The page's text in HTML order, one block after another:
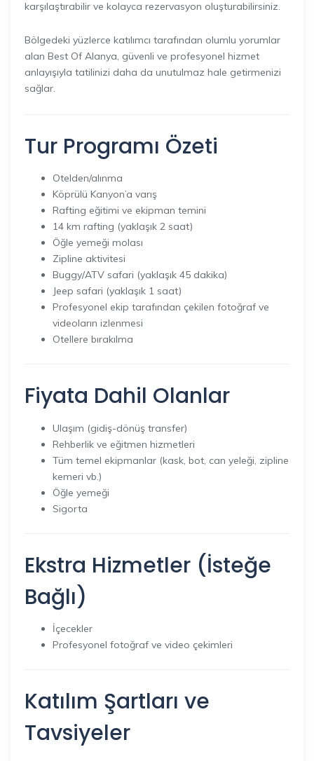
karşılaştırabilir ve kolayca rezervasyon oluşturabilirsiniz.
Bölgedeki yüzlerce katılımcı tarafından olumlu yorumlar
alan Best Of Alanya, güvenli ve profesyonel hizmet
anlayışıyla tatilinizi daha da unutulmaz hale getirmenizi
sağlar.
Tur Programı Özeti
Otelden/alınma
Köprülü Kanyon’a varış
Rafting eğitimi ve ekipman temini
14 km rafting (yaklaşık 2 saat)
Öğle yemeği molası
Zipline aktivitesi
Buggy/ATV safari (yaklaşık 45 dakika)
Jeep safari (yaklaşık 1 saat)
Profesyonel ekip tarafından çekilen fotoğraf ve
videoların izlenmesi
Otellere bırakılma
Fiyata Dahil Olanlar
Ulaşım (gidiş-dönüş transfer)
Rehberlik ve eğitmen hizmetleri
Tüm temel ekipmanlar (kask, bot, can yeleği, zipline
kemeri vb.)
Öğle yemeği
Sigorta
Ekstra Hizmetler (İsteğe
Bağlı)
İçecekler
Profesyonel fotoğraf ve video çekimleri
Katılım Şartları ve
Tavsiyeler